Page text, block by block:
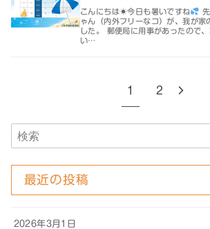
こんにちは☀今日も暑いですね
ゃん（内外フリーなコ）が、我が家
した。 郵便局に用事があったので
い…
1 2
最近の投稿
2026年3月1日